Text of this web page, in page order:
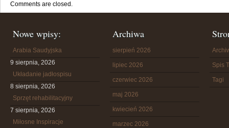
Comments are closed.
Nowe wpisy:
Arabia Saudyjska
9 sierpnia, 2026
Układanie jadłospisu
8 sierpnia, 2026
Sprzęt rehabilitacyjny
7 sierpnia, 2026
Miłosne Inspiracje
Archiwa
sierpień 2026
lipiec 2026
czerwiec 2026
maj 2026
kwiecień 2026
marzec 2026
Spis
Tagi